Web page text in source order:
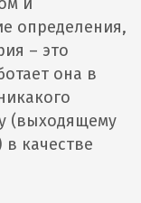
определения,
– это
она в
(выходящему
качестве